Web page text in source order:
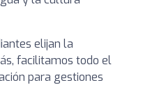
elijan la
facilitamos todo el
para gestiones